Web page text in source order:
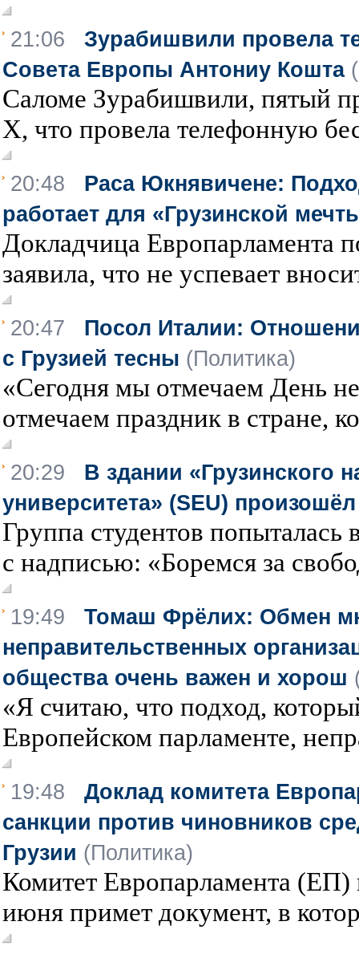
21:06 Зурабишвили провела
Совета Европы Антониу Кошта
Саломе Зурабишвили, пятый
Х, что провела телефонную
20:48 Раса Юкнявичене:
работает для «Грузинской
Докладчица Европарламента
заявила, что не успевает
20:47 Посол Италии:
с Грузией тесны (Политика)
«Сегодня мы отмечаем День
отмечаем праздник в стране,
20:29 В здании «Грузинского
университета» (SEU)
Группа студентов попыталась
с надписью: «Боремся за
19:49 Томаш Фрёлих: Обмен
неправительственных
общества очень важен и хорош
«Я считаю, что подход,
Европейском парламенте,
19:48 Доклад комитета
санкции против чиновников
Грузии (Политика)
Комитет Европарламента
июня примет документ, в